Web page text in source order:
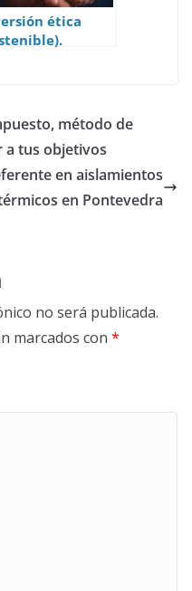
ética
método de
a tus objetivos
en aislamientos
en Pontevedra
no será publicada.
marcados con *